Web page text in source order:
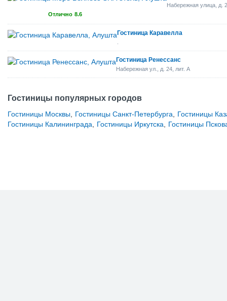
Набережная улица, д.
Отлично 8.6
Гостиница Каравелла
Гостиница Ренессанс
Набережная ул., д. 24, лит. А
Гостиницы популярных городов
Гостиницы Москвы Гостиницы Санкт-Петербурга
Гостиницы
Гостиницы Калининграда
Гостиницы Иркутска Гостиницы